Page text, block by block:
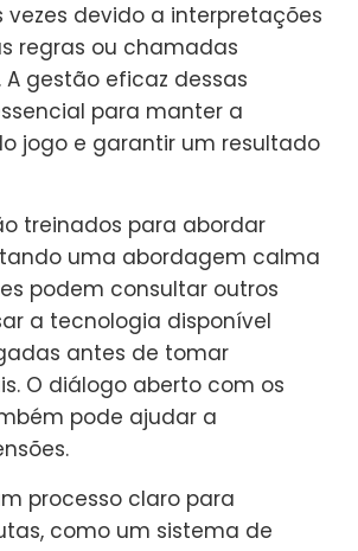
vezes devido a interpretações
regras ou chamadas
A gestão eficaz dessas
para manter a
jogo e garantir um resultado
treinados para abordar
uma abordagem calma
podem consultar outros
a tecnologia disponível
antes de tomar
O diálogo aberto com os
pode ajudar a
processo claro para
como um sistema de